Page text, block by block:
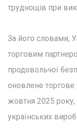
труднощів при
За його словами,
торговим
продовольчої
оновлене торгове
жовтня 2025 року,
українських